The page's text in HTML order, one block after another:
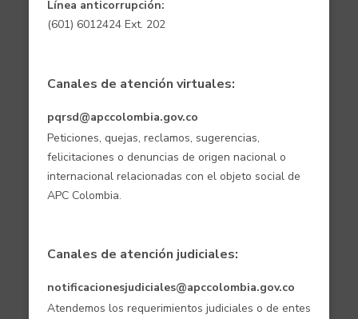
Línea anticorrupción:
(601) 6012424 Ext. 202
Canales de atención virtuales:
pqrsd@apccolombia.gov.co
Peticiones, quejas, reclamos, sugerencias,
felicitaciones o denuncias de origen nacional o
internacional relacionadas con el objeto social de
APC Colombia.
Canales de atención judiciales:
notificacionesjudiciales@apccolombia.gov.co
Atendemos los requerimientos judiciales o de entes